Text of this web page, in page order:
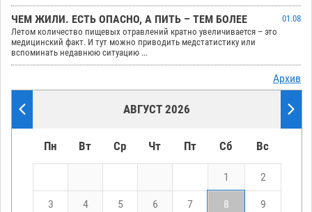
ЧЕМ ЖИЛИ. ЕСТЬ ОПАСНО, А ПИТЬ – ТЕМ БОЛЕЕ
01.08
Летом количество пищевых отравлений кратно увеличивается – это
медицинский факт. И тут можно приводить медстатистику или
вспоминать недавнюю ситуацию ...
Архив
АВГУСТ 2026
Пн Вт Ср Чт Пт Сб Вс
1 2
3 4 5 6 7 8 9